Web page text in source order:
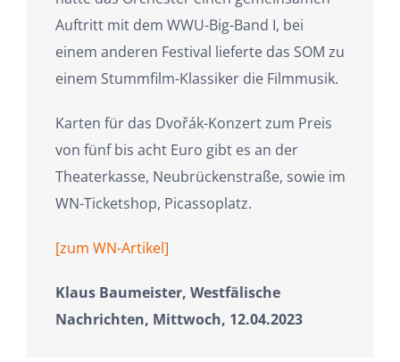
Auftritt mit dem WWU-Big-Band I, bei
einem anderen Festival lieferte das SOM zu
einem Stummfilm-Klassiker die Filmmusik.
Karten für das Dvořák-Konzert zum Preis
von fünf bis acht Euro gibt es an der
Theaterkasse, Neubrückenstraße, sowie im
WN-Ticketshop, Picassoplatz.
[zum WN-Artikel]
Klaus Baumeister, Westfälische
Nachrichten, Mittwoch, 12.04.2023